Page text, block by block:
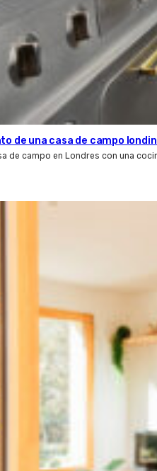
de una casa de campo
de campo en Londres con una